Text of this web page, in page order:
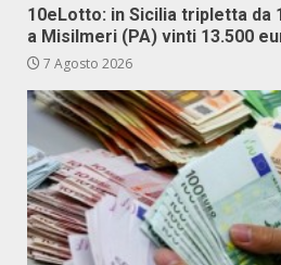
10eLotto: in Sicilia tripletta da
a Misilmeri (PA) vinti 13.500
7 Agosto 2026